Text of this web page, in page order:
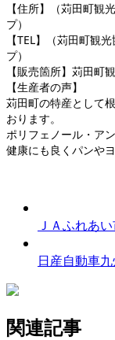
【住所】（苅田町観
プ）
【TEL】（苅田町
プ）
【販売箇所】苅田町
【生産者の声】
苅田町の特産として
おります。
ポリフェノール・ア
健康にも良くパンや
ＪＡふれあ
日産自動車
関連記事